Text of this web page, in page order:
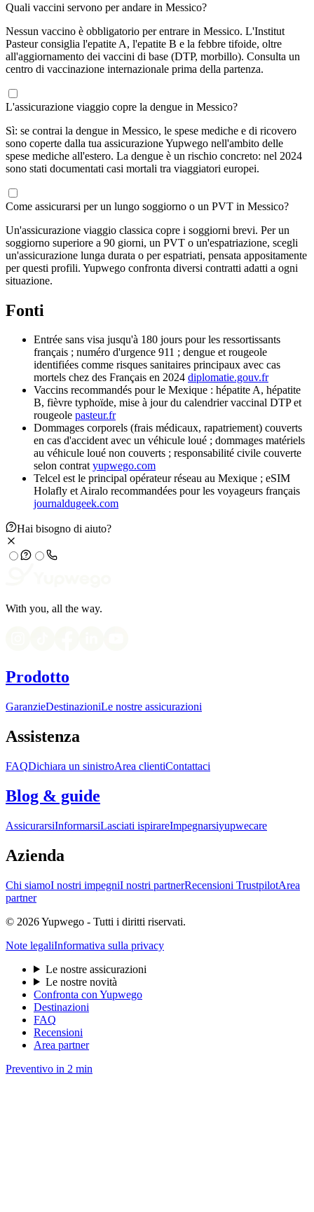
Quali vaccini servono per andare in Messico?
Nessun vaccino è obbligatorio per entrare in Messico. L'Institut
Pasteur consiglia l'epatite A, l'epatite B e la febbre tifoide, oltre
all'aggiornamento dei vaccini di base (DTP, morbillo). Consulta un
centro di vaccinazione internazionale prima della partenza.
L'assicurazione viaggio copre la dengue in Messico?
Sì: se contrai la dengue in Messico, le spese mediche e di ricovero
sono coperte dalla tua assicurazione Yupwego nell'ambito delle
spese mediche all'estero. La dengue è un rischio concreto: nel 2024
sono stati documentati casi mortali tra viaggiatori europei.
Come assicurarsi per un lungo soggiorno o un PVT in Messico?
Un'assicurazione viaggio classica copre i soggiorni brevi. Per un
soggiorno superiore a 90 giorni, un PVT o un'espatriazione, scegli
un'assicurazione lunga durata o per espatriati, pensata appositamente
per questi profili. Yupwego confronta diversi contratti adatti a ogni
situazione.
Fonti
Entrée sans visa jusqu'à 180 jours pour les ressortissants
français ; numéro d'urgence 911 ; dengue et rougeole
identifiées comme risques sanitaires principaux avec cas
mortels chez des Français en 2024 diplomatie.gouv.fr
Vaccins recommandés pour le Mexique : hépatite A, hépatite
B, fièvre typhoïde, mise à jour du calendrier vaccinal DTP et
rougeole pasteur.fr
Dommages corporels (frais médicaux, rapatriement) couverts
en cas d'accident avec un véhicule loué ; dommages matériels
au véhicule loué non couverts ; responsabilité civile couverte
selon contrat yupwego.com
Telcel est le principal opérateur réseau au Mexique ; eSIM
Holafly et Airalo recommandées pour les voyageurs français
journaldugeek.com
Hai bisogno di aiuto?
With you, all the way.
Prodotto
GaranzieDestinazioniLe nostre assicurazioni
Assistenza
FAQDichiara un sinistroArea clientiContattaci
Blog & guide
AssicurarsiInformarsiLasciati ispirareImpegnarsiyupwecare
Azienda
Chi siamoI nostri impegniI nostri partnerRecensioni TrustpilotArea
partner
© 2026 Yupwego - Tutti i diritti riservati.
Note legaliInformativa sulla privacy
Le nostre assicurazioni
Le nostre novità
Confronta con Yupwego
Destinazioni
FAQ
Recensioni
Area partner
Preventivo in 2 min